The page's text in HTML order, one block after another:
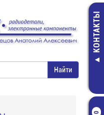
КОНТАКТЫ
0